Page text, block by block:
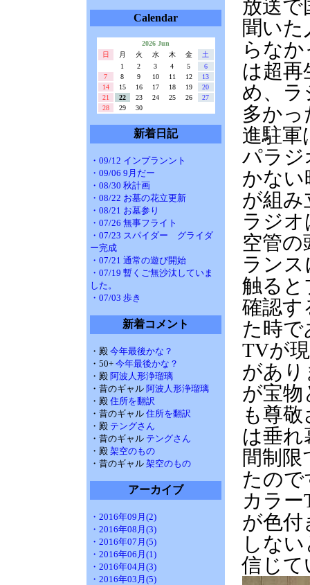
Calendar
2026 Jun
日
月 火 水 木 金
土
1
2 3 4 5
6
7
8 9 10 11 12
13
14
15 16 17 18 19
20
21
22 23 24 25 26
27
28
29 30
新着日記
・09/12 インプランント
・09/06 9月だー
・08/30 秋計画
・08/22 お墓の花立更新
・08/21 お墓参り
・07/26 無事フライト
・07/23 スパイダー グライダ
ー完成
・07/21 通常の遊び開始
・07/19 暫くご無沙汰していま
した。
・07/03 歩き
新着コメント
・殿 今年最後かな？
・50+ 今年最後かな？
・殿 阿波人形浄瑠璃
・昔のギャル 阿波人形浄瑠璃
・殿 住所を翻訳
・昔のギャル 住所を翻訳
・殿 テングさん
・昔のギャル テングさん
・殿 架空のもの
・昔のギャル 架空のもの
アーカイブ
・2016年09月(2)
・2016年08月(3)
・2016年07月(5)
・2016年06月(1)
・2016年04月(3)
・2016年03月(5)
放送で
聞い
らな
は超再
め、ラ
多か
進駐軍
パラジ
かない
が組み
ラジ
空管
ラン
触ると
確認す
た時
TVが
があり
が宝物
も尊
は垂れ
間制
たので
カラ
が色付
しな
信じて